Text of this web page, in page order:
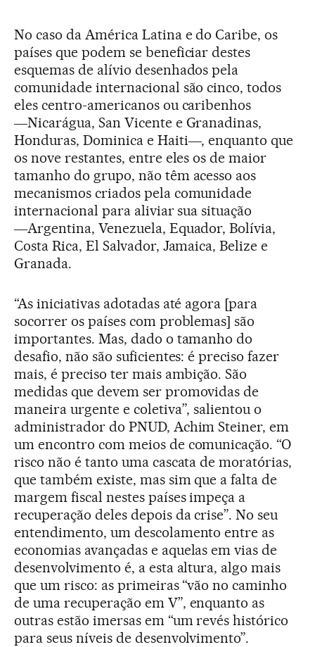
No caso da América Latina e do Caribe, os
países que podem se beneficiar destes
esquemas de alívio desenhados pela
comunidade internacional são cinco, todos
eles centro-americanos ou caribenhos
―Nicarágua, San Vicente e Granadinas,
Honduras, Dominica e Haiti―, enquanto que
os nove restantes, entre eles os de maior
tamanho do grupo, não têm acesso aos
mecanismos criados pela comunidade
internacional para aliviar sua situação
―Argentina, Venezuela, Equador, Bolívia,
Costa Rica, El Salvador, Jamaica, Belize e
Granada.
“As iniciativas adotadas até agora [para
socorrer os países com problemas] são
importantes. Mas, dado o tamanho do
desafio, não são suficientes: é preciso fazer
mais, é preciso ter mais ambição. São
medidas que devem ser promovidas de
maneira urgente e coletiva”, salientou o
administrador do PNUD, Achim Steiner, em
um encontro com meios de comunicação. “O
risco não é tanto uma cascata de moratórias,
que também existe, mas sim que a falta de
margem fiscal nestes países impeça a
recuperação deles depois da crise”. No seu
entendimento, um descolamento entre as
economias avançadas e aquelas em vias de
desenvolvimento é, a esta altura, algo mais
que um risco: as primeiras “vão no caminho
de uma recuperação em V”, enquanto as
outras estão imersas em “um revés histórico
para seus níveis de desenvolvimento”.